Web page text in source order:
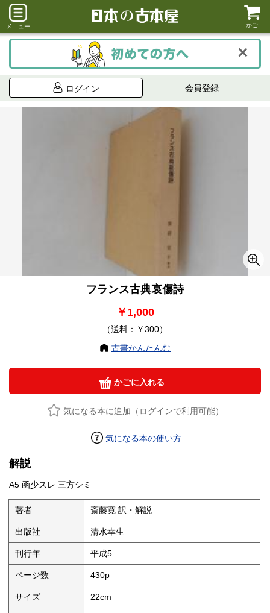
メニュー かご
ログイン 会員登録
フランス古典哀傷詩
￥1,000
（送料：￥300）
古書かんたんむ
かごに入れる
気になる本に追加（ログインで利用可能）
気になる本の使い方
解説
A5 函少スレ 三方シミ
著者 斎藤寛 訳・解説
出版社 清水幸生
刊行年 平成5
ページ数 430p
サイズ 22cm